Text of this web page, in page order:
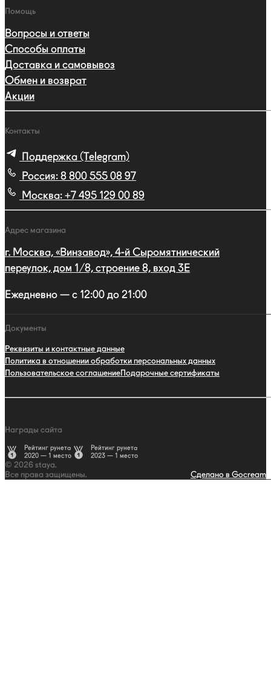
Помощь
Вопросы и ответы
Способы оплаты
Доставка и самовывоз
Обмен и возврат
Акции
Контакты
Поддержка (Telegram)
Россия: 8 800 555 08 97
Москва: +7 495 129 00 89
Адрес магазина
г. Москва, «Винзавод», 4-й Сыромятнический
переулок, дом 1/8, строение 8, вход 3E
Ежедневно — с 12:00 до 21:00
Документы
Реквизиты и контактные данные
Политика в отношении обработки персональных данных
Пользовательское соглашениеПодарочные сертификаты
Награды сайта
Рейтинг рунета
2020 — 1 место
Рейтинг рунета
2023 — 1 место
© 2026 staya.
Все права защищены.
Сделано в Gocream